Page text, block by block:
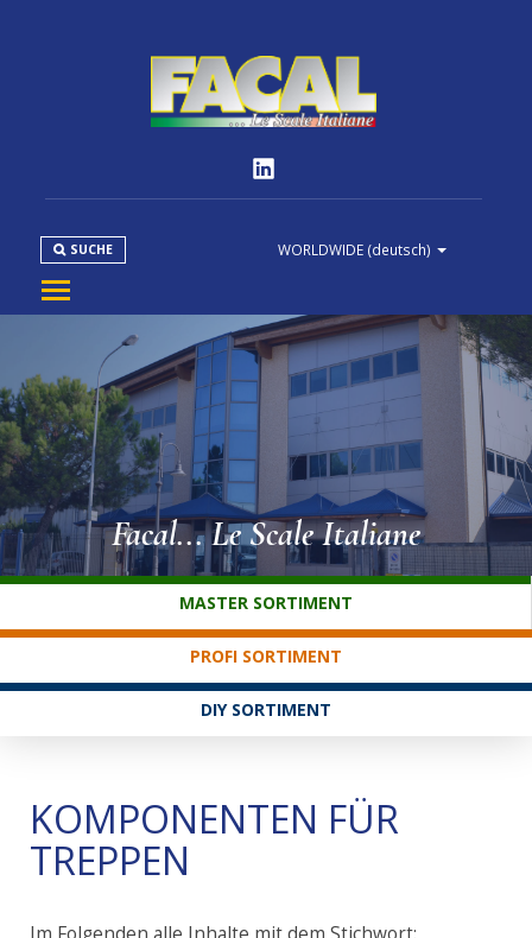
WORLDWIDE (deutsch)
SUCHE
PRODUKTE
NORMEN
MEDIEN
DOWNLOAD
KUNDENDIENST
Facal... Le Scale Italiane
MASTER SORTIMENT
PROFI SORTIMENT
DIY SORTIMENT
KOMPONENTEN FÜR
TREPPEN